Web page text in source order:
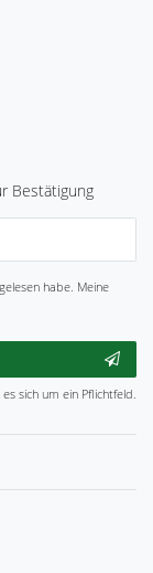
Bestätigung
habe. Meine
sich um ein Pflichtfeld.